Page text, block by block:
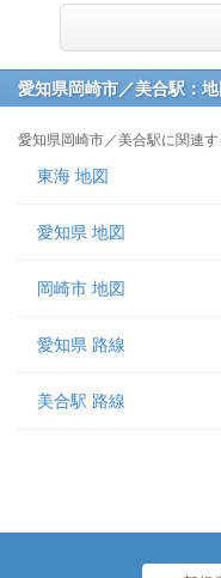
愛知県岡崎市／美合駅：地
愛知県岡崎市／美合駅に関連
東海 地図
愛知県 地図
岡崎市 地図
愛知県 路線
美合駅 路線